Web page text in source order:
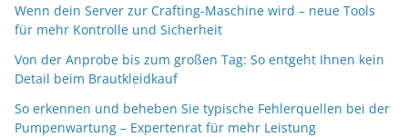
Wenn dein Server zur Crafting-Maschine wird – neue Tools
für mehr Kontrolle und Sicherheit
Von der Anprobe bis zum großen Tag: So entgeht Ihnen kein
Detail beim Brautkleidkauf
So erkennen und beheben Sie typische Fehlerquellen bei der
Pumpenwartung – Expertenrat für mehr Leistung